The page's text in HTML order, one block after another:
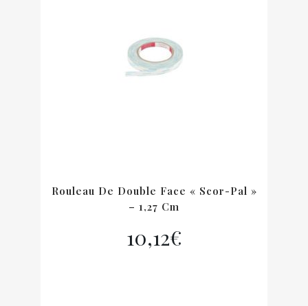
Rouleau De Double Face « Scor-Pal »
– 1,27 Cm
10,12€